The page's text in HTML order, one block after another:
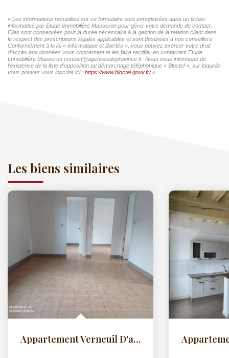
« Les informations recueillies sur ce formulaire sont enregistrées dans un fichier
informatisé par Etude Immobilière Masseron pour gérer votre demande de contact.
Elles sont conservées pour la durée nécessaire à la gestion de la relation client dans
le respect des prescriptions légales applicables et sont destinées à nos conseillers
Conformément à la loi « informatique et libertés », vous pouvez exercer votre droit
d'accès aux données vous concernant et les faire rectifier en contactant Etude
Immobilière Masseron contact@agencesdeprovince.fr. Nous vous informons de
l'existence de la liste d'opposition au démarchage téléphonique « Bloctel », sur laquelle
vous pouvez vous inscrire ici : https://www.bloctel.gouv.fr/»
Les biens similaires
Appartement Verneuil D'avre Et D'iton - 3 pièce(s) - 39.4 m2